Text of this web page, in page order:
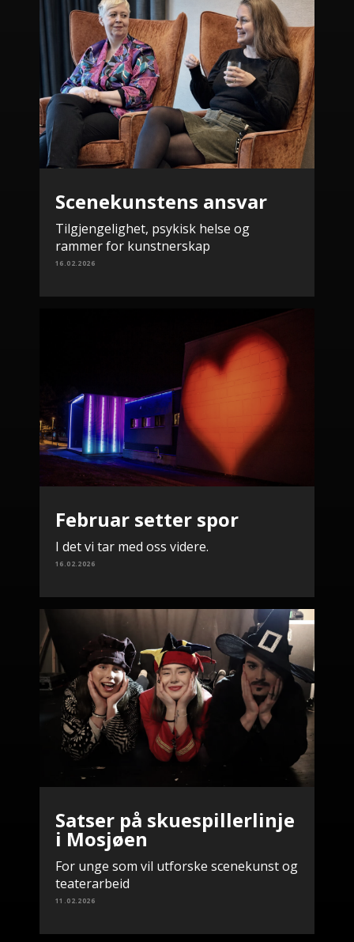
Scenekunstens ansvar
Tilgjengelighet, psykisk helse og
rammer for kunstnerskap
16.02.2026
Februar setter spor
I det vi tar med oss videre.
16.02.2026
Satser på skuespillerlinje
i Mosjøen
For unge som vil utforske scenekunst og
teaterarbeid
11.02.2026